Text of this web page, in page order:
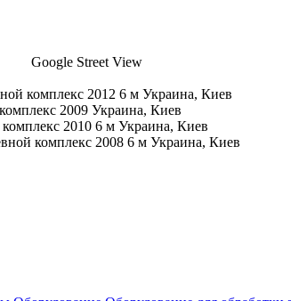
Google Street View
комплекс 2012 6 м Украина, Киев
2009 Украина, Киев
2010 6 м Украина, Киев
комплекс 2008 6 м Украина, Киев